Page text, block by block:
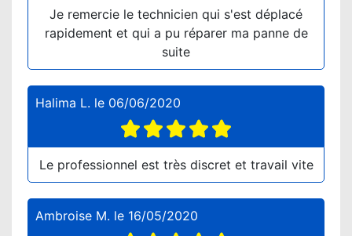
Je remercie le technicien qui s'est déplacé
rapidement et qui a pu réparer ma panne de
suite
Halima L. le 06/06/2020
Le professionnel est très discret et travail vite
Ambroise M. le 16/05/2020